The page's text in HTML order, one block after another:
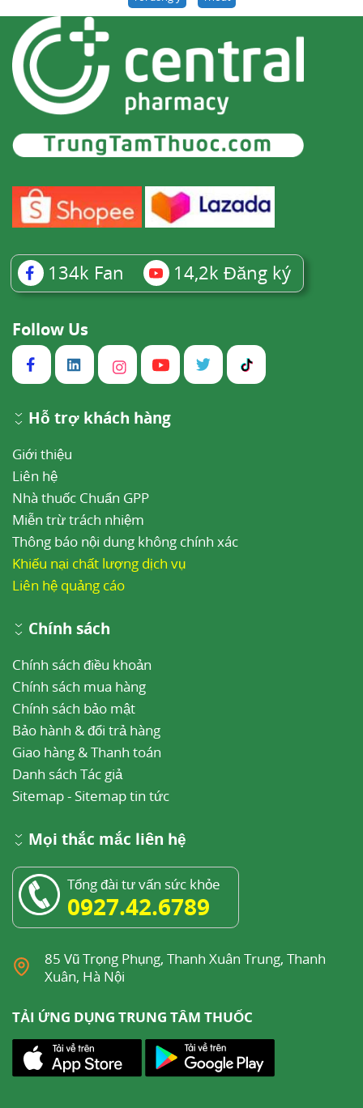
134k Fan 14,2k Đăng ký
Follow Us
Hỗ trợ khách hàng
Giới thiệu
Liên hệ
Nhà thuốc Chuẩn GPP
Miễn trừ trách nhiệm
Thông báo nội dung không chính xác
Khiếu nại chất lượng dịch vụ
Liên hệ quảng cáo
Chính sách
Chính sách điều khoản
Chính sách mua hàng
Chính sách bảo mật
Bảo hành & đổi trả hàng
Giao hàng & Thanh toán
Danh sách Tác giả
Sitemap- Sitemap tin tức
Mọi thắc mắc liên hệ
Tổng đài tư vấn sức khỏe
0927.42.6789
85 Vũ Trọng Phụng, Thanh Xuân Trung, Thanh
Xuân, Hà Nội
TẢI ỨNG DỤNG TRUNG TÂM THUỐC